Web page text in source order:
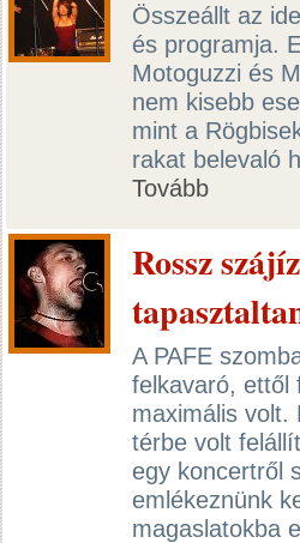
Összeállt az
és programja.
Motoguzzi és
nem kisebb
mint a
rakat belevaló
Tovább
Rossz
A PAFE
felkavaró, ettől
maximális volt.
térbe volt
egy koncertről
emlékeznünk
magaslatokba